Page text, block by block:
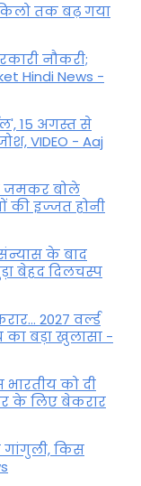
किलो तक बढ़ गया
नौकरी;
Hindi News -
15 अगस्त से
VIDEO - Aaj
जमकर बोले
की इज्जत होनी
के बाद
बेहद दिलचस्प
2027 वर्ल्ड
बड़ा खुलासा -
को दी
के लिए बेकरार
गांगुली, किस